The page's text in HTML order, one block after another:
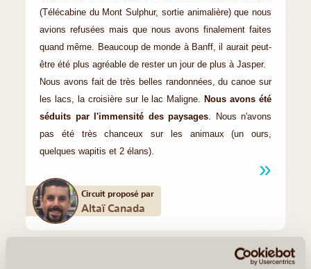
(Télécabine du Mont Sulphur, sortie animalière) que nous
avions refusées mais que nous avons finalement faites
quand même. Beaucoup de monde à Banff, il aurait peut-
être été plus agréable de rester un jour de plus à Jasper.
Nous avons fait de très belles randonnées, du canoe sur
les lacs, la croisière sur le lac Maligne.
Nous avons été
séduits par l'immensité des paysages . Nous n'avons
pas été très chanceux sur les animaux (un ours,
quelques wapitis et 2 élans).
Circuit proposé par
Altaï Canada
Quelques Idées de Voyages au Canada